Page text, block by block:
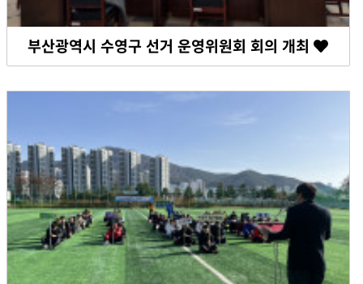
부산광역시 수영구 선거 운영위원회 회의 개최